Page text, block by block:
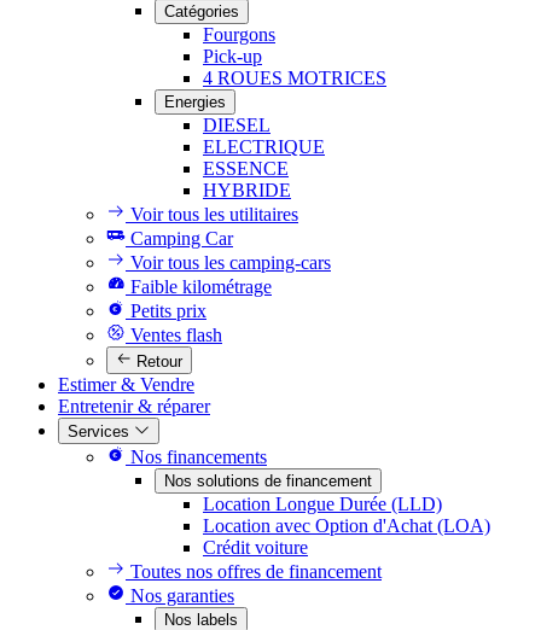
Catégories
Fourgons
Pick-up
4 ROUES MOTRICES
Energies
DIESEL
ELECTRIQUE
ESSENCE
HYBRIDE
Voir tous les utilitaires
Camping Car
Voir tous les camping-cars
Faible kilométrage
Petits prix
Ventes flash
Retour
Estimer & Vendre
Entretenir & réparer
Services
Nos financements
Nos solutions de financement
Location Longue Durée (LLD)
Location avec Option d'Achat (LOA)
Crédit voiture
Toutes nos offres de financement
Nos garanties
Nos labels